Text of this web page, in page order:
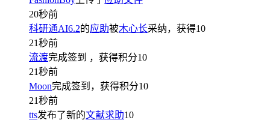
20秒前
科研通AI6.2的应助被木心长采纳，获得10
21秒前
流渡完成签到 ，获得积分10
21秒前
Moon完成签到，获得积分10
21秒前
tts发布了新的文献求助10